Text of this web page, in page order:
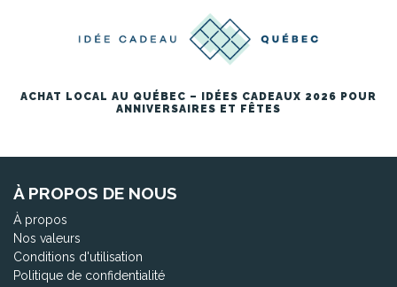
ACHAT LOCAL AU QUÉBEC – IDÉES CADEAUX 2026 POUR
ANNIVERSAIRES ET FÊTES
À PROPOS DE NOUS
À propos
Nos valeurs
Conditions d'utilisation
Politique de confidentialité